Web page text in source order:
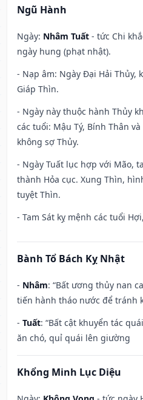
Ngũ Hành
Ngày: Nhâm Tuất - tức Chi
ngày hung (phạt nhật).
- Nạp âm: Ngày Đại Hải Thủy,
Giáp Thìn.
- Ngày này thuộc hành Thủy
các tuổi: Mậu Tý, Bính Thân
không sợ Thủy.
- Ngày Tuất lục hợp với Mão,
thành Hỏa cục. Xung Thìn,
tuyệt Thìn.
- Tam Sát kỵ mệnh các tuổi
Bành Tổ Bách Kỵ Nhật
- Nhâm: “Bất ương thủy nan
tiến hành tháo nước để tránh
- Tuất: “Bất cật khuyển tác
ăn chó, quỉ quái lên giường
Khổng Minh Lục Diệu